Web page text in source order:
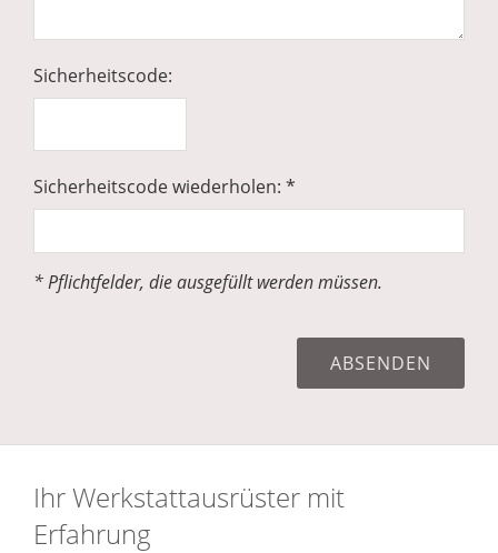
Sicherheitscode:
Sicherheitscode wiederholen: *
* Pflichtfelder, die ausgefüllt werden müssen.
Ihr Werkstattausrüster mit
Erfahrung